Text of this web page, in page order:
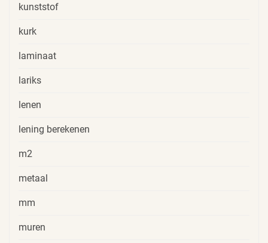
kunststof
kurk
laminaat
lariks
lenen
lening berekenen
m2
metaal
mm
muren